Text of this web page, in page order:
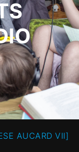
AUCARD VII]